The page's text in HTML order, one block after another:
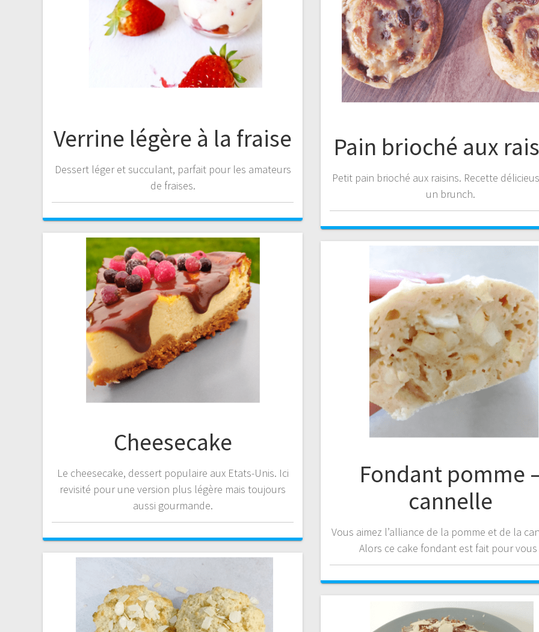
Verrine légère à la fraise
Dessert léger et succulant, parfait pour les amateurs
de fraises.
Pain brioché aux
Petit pain brioché aux raisins. Recette
un brunch.
Cheesecake
Le cheesecake, dessert populaire aux Etats-Unis. Ici
revisité pour une version plus légère mais toujours
aussi gourmande.
Fondant pomme
cannelle
Vous aimez l’alliance de la pomme et de la
Alors ce cake fondant est fait pour vous